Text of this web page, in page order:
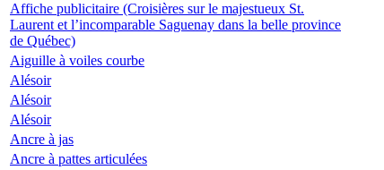
Affiche publicitaire (Croisières sur le majestueux St.
Laurent et l’incomparable Saguenay dans la belle province
de Québec)
Aiguille à voiles courbe
Alésoir
Alésoir
Alésoir
Ancre à jas
Ancre à pattes articulées